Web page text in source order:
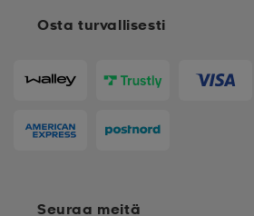
Osta turvallisesti
Seuraa meitä